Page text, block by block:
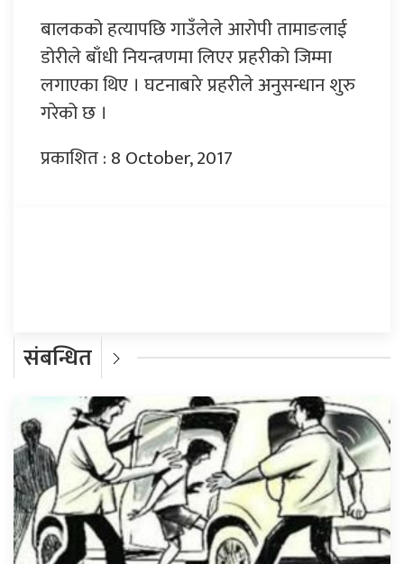
बालकको हत्यापछि गाउँलेले आरोपी तामाङलाई
डोरीले बाँधी नियन्त्रणमा लिएर प्रहरीको जिम्मा
लगाएका थिए । घटनाबारे प्रहरीले अनुसन्धान शुरु
गरेको छ ।
प्रकाशित : 8 October, 2017
संबन्धित